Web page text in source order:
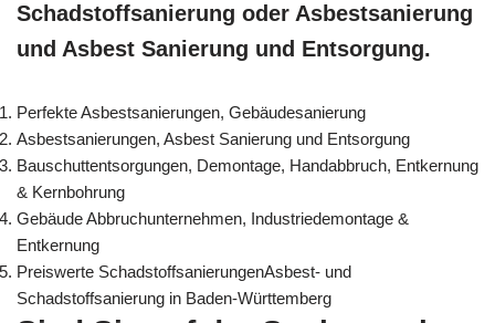
Schadstoffsanierung oder Asbestsanierung
und Asbest Sanierung und Entsorgung.
Perfekte Asbestsanierungen, Gebäudesanierung
Asbestsanierungen, Asbest Sanierung und Entsorgung
Bauschuttentsorgungen, Demontage, Handabbruch, Entkernung
& Kernbohrung
Gebäude Abbruchunternehmen, Industriedemontage &
Entkernung
Preiswerte SchadstoffsanierungenAsbest- und
Schadstoffsanierung in Baden-Württemberg